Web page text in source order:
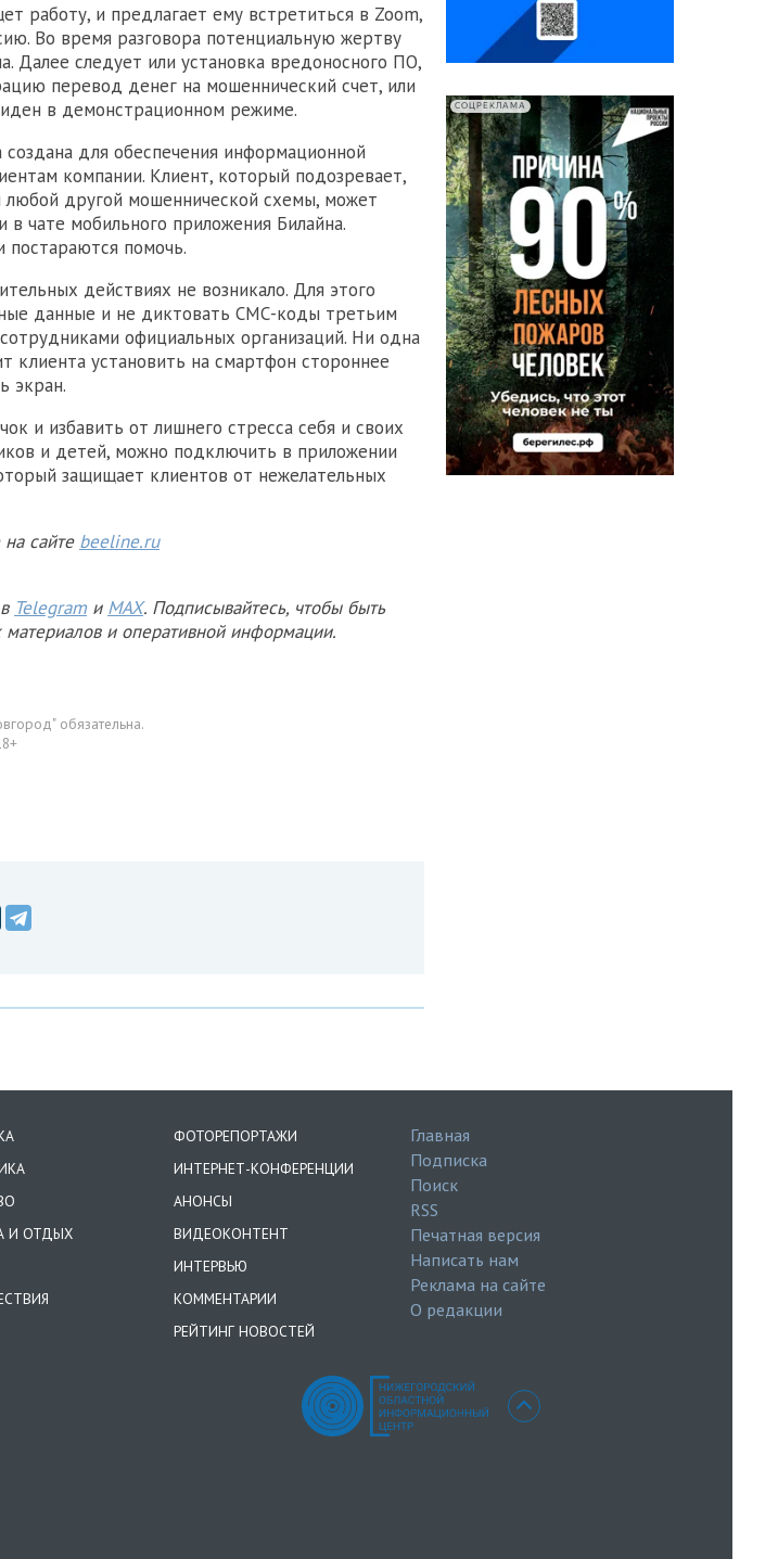
работу, и предлагает ему встретиться в Zoom,
Во время разговора потенциальную жертву
Далее следует или установка вредоносного ПО,
перевод денег на мошеннический счет, или
в демонстрационном режиме.
создана для обеспечения информационной
компании. Клиент, который подозревает,
любой другой мошеннической схемы, может
в чате мобильного приложения Билайна.
постараются помочь.
действиях не возникало. Для этого
данные и не диктовать СМС-коды третьим
официальных организаций. Ни одна
клиента установить на смартфон стороннее
экран.
и избавить от лишнего стресса себя и своих
и детей, можно подключить в приложении
защищает клиентов от нежелательных
сайте beeline.ru
Telegram и MAX. Подписывайтесь, чтобы быть
и оперативной информации.
обязательна.
СОЦРЕКЛАМА
И ОТДЫХ
ФОТОРЕПОРТАЖИ
ИНТЕРНЕТ-КОНФЕРЕНЦИИ
АНОНСЫ
ВИДЕОКОНТЕНТ
ИНТЕРВЬЮ
КОММЕНТАРИИ
РЕЙТИНГ НОВОСТЕЙ
Главная
Подписка
Поиск
RSS
Печатная версия
Написать нам
Реклама на сайте
О редакции